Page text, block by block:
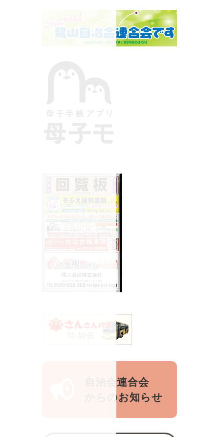
自治会連合会
からのお知らせ